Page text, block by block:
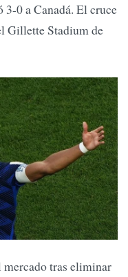
3-0 a Canadá. El cruce
Gillette Stadium de
mercado tras eliminar